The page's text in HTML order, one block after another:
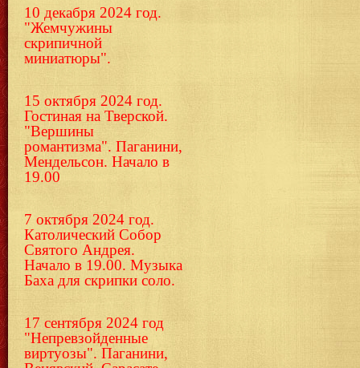
10 декабря 2024 год.
"Жемчужины
скрипичной
миниатюры".
15 октября 2024 год.
Гостиная на Тверской.
"Вершины
романтизма". Паганини,
Мендельсон. Начало в
19.00
7 октября 2024 год.
Католический Собор
Святого Андрея.
Начало в 19.00. Музыка
Баха для скрипки соло.
17 сентября 2024 год
"Непревзойденные
виртуозы". Паганини,